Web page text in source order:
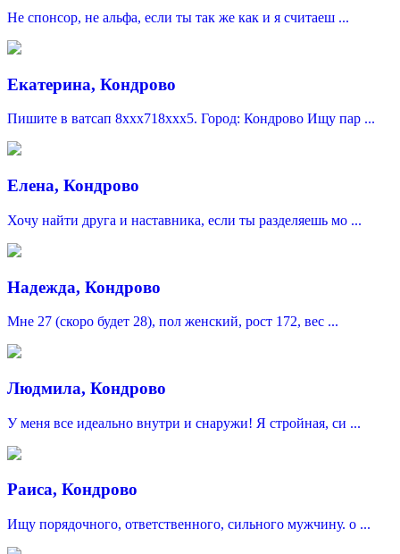
Не спонсор, не альфа, если ты так же как и я считаеш ...
Екатерина, Кондрово
Пишите в ватсап 8xxx718xxx5. Город: Кондрово Ищу пар ...
Елена, Кондрово
Хочу найти друга и наставника, если ты разделяешь мо ...
Надежда, Кондрово
Мне 27 (скоро будет 28), пол женский, рост 172, вес ...
Людмила, Кондрово
У меня все идеально внутри и снаружи! Я стройная, си ...
Раиса, Кондрово
Ищу порядочного, ответственного, сильного мужчину. о ...